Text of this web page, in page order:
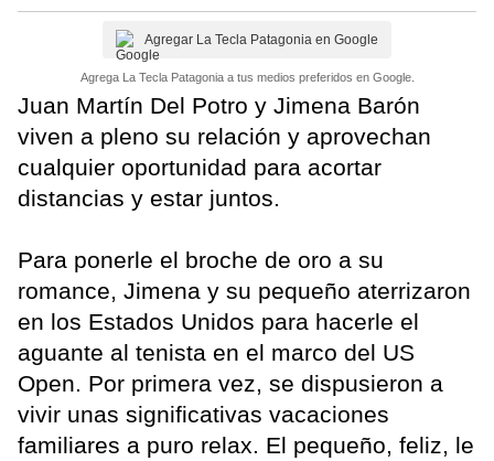
Agregar La Tecla Patagonia en Google
Agrega La Tecla Patagonia a tus medios preferidos en Google.
Juan Martín Del Potro y Jimena Barón
viven a pleno su relación y aprovechan
cualquier oportunidad para acortar
distancias y estar juntos.
Para ponerle el broche de oro a su
romance, Jimena y su pequeño aterrizaron
en los Estados Unidos para hacerle el
aguante al tenista en el marco del US
Open. Por primera vez, se dispusieron a
vivir unas significativas vacaciones
familiares a puro relax. El pequeño, feliz, le